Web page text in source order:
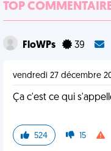
TOP
FloWPs 39
vendredi 27 décembre
Ça c'est ce qui
524 15